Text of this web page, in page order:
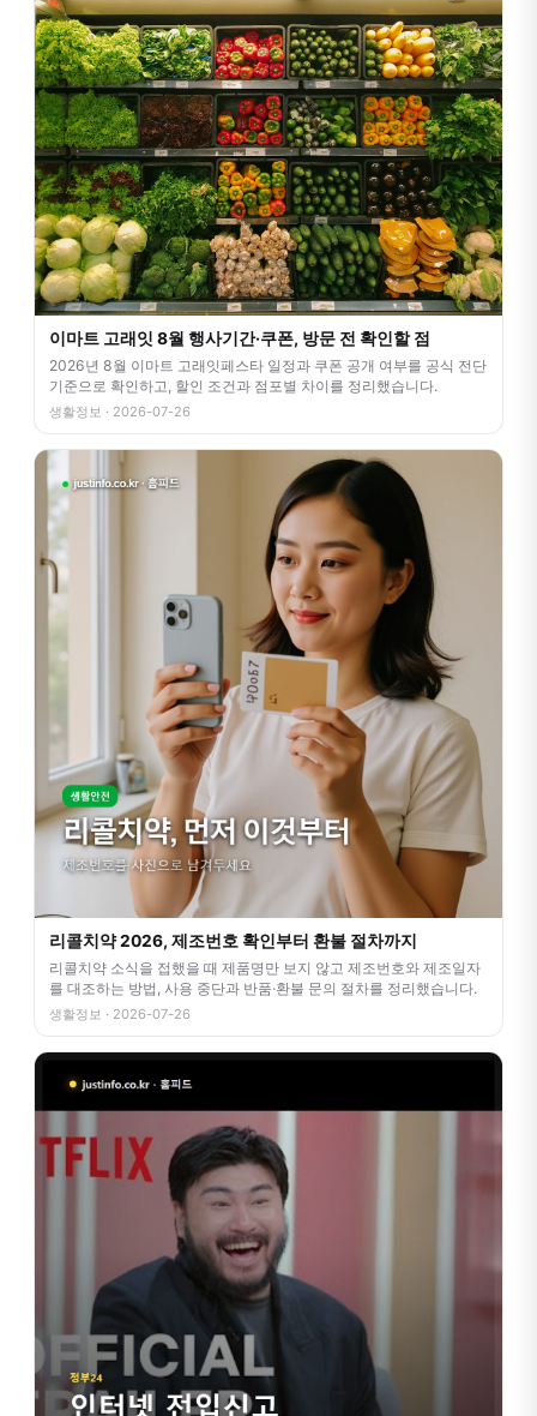
이마트 고래잇 8월 행사기간·쿠폰, 방문 전 확인할 점
2026년 8월 이마트 고래잇페스타 일정과 쿠폰 공개 여부를 공식 전단
기준으로 확인하고, 할인 조건과 점포별 차이를 정리했습니다.
생활정보 · 2026-07-26
리콜치약 2026, 제조번호 확인부터 환불 절차까지
리콜치약 소식을 접했을 때 제품명만 보지 않고 제조번호와 제조일자
를 대조하는 방법, 사용 중단과 반품·환불 문의 절차를 정리했습니다.
생활정보 · 2026-07-26